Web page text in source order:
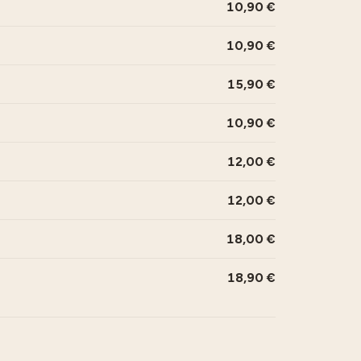
10,90
10,90
15,90
10,90
12,00
12,00
18,00
18,90